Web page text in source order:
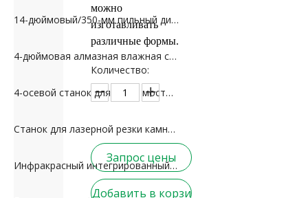
14-дюймовый/350-мм пильный диск для резки гранита
4-дюймовая алмазная влажная сухая полировальная подушка для гранита и мрамора
4-осевой станок для резки мостового камня с ЧПУ
Станок для лазерной резки камня моста (фаска головки станка)
Инфракрасный интегрированный станок для резки камня
можно
изготавливать
различные формы.
Количество:
Запрос цены
Добавить в корзи